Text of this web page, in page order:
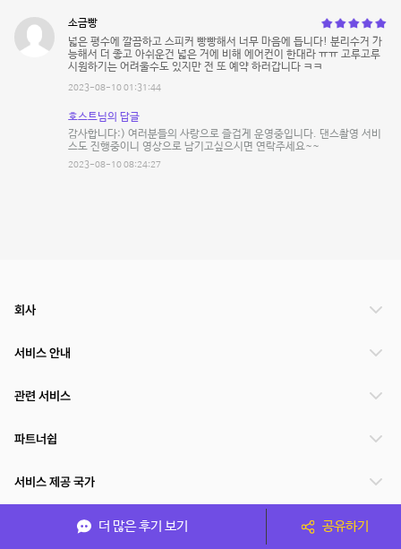
소금빵
넓은 평수에 깔끔하고 스피커 빵빵해서 너무 마음에 듭니다! 분리수거 가
능해서 더 좋고 아쉬운건 넓은 거에 비해 에어컨이 한대라 ㅠㅠ 고루고루
시원하기는 어려울수도 있지만 전 또 예약 하러갑니다 ㅋㅋ
2023-08-10 01:31:44
호스트님의 답글
감사합니다:) 여러분들의 사랑으로 즐겁게 운영중입니다. 댄스촬영 서비
스도 진행중이니 영상으로 남기고싶으시면 연락주세요~~
2023-08-10 08:24:27
더 많은 후기 보기 공유하기
회사
서비스 안내
관련 서비스
파트너쉽
서비스 제공 국가